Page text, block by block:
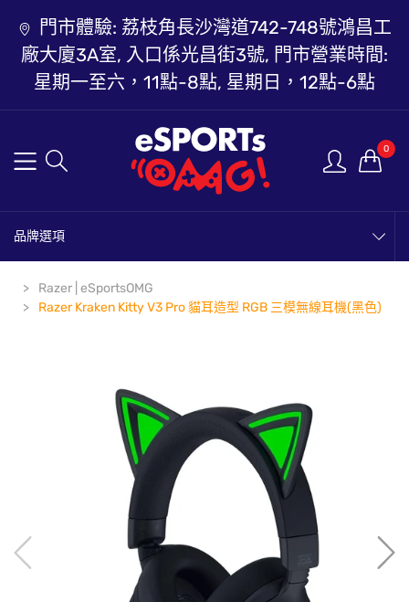
門市體驗: 荔枝角長沙灣道742-748號鴻昌工
廠大廈3A室, 入口係光昌街3號, 門市營業時間:
星期一至六，11點-8點, 星期日，12點-6點
0
品牌選項
Razer | eSportsOMG
Razer Kraken Kitty V3 Pro 貓耳造型 RGB 三模無線耳機(黑色)